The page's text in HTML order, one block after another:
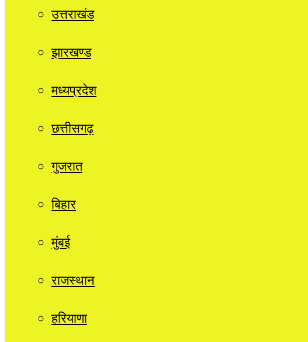
उत्तराखंड
झारखण्ड
मध्यप्रदेश
छत्तीसगढ़
गुजरात
बिहार
मुंबई
राजस्थान
हरियाणा